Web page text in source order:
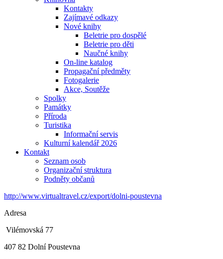
Kontakty
Zajímavé odkazy
Nové knihy
Beletrie pro dospělé
Beletrie pro děti
Naučné knihy
On-line katalog
Propagační předměty
Fotogalerie
Akce, Soutěže
Spolky
Památky
Příroda
Turistika
Informační servis
Kulturní kalendář 2026
Kontakt
Seznam osob
Organizační struktura
Podněty občanů
http://www.virtualtravel.cz/export/dolni-poustevna
Adresa
Vilémovská 77
407 82 Dolní Poustevna